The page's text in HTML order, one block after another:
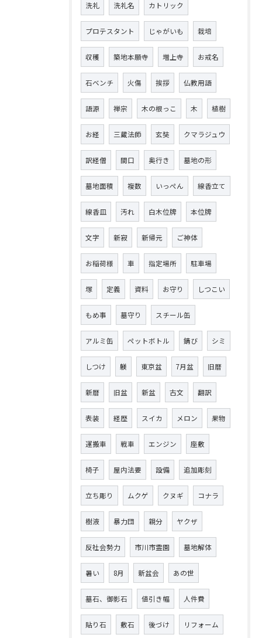
洗礼 洗礼名 カトリック
プロテスタント じゃがいも 栽培
収穫 築地本願寺 増上寺 お戒名
石ベンチ 火傷 挨拶 仏教用語
語源 禅宗 木の根っこ 木 植樹
お経 三蔵法師 玄奘 クマラジュウ
訳経僧 間口 奥行き 墓地の形
墓地面積 複数 いっぺん 線香立て
線香皿 汚れ 白木位牌 本位牌
文字 新寂 新帰元 ご神体
お稲荷様 車 指定場所 駐車場
塚 定義 資料 お守り しつこい
もめ事 墓守り スチール缶
アルミ缶 ペットボトル 錆び シミ
しつけ 躾 東京盆 7月盆 旧暦
新暦 旧盆 新盆 古文 翻訳
表装 経歴 スイカ メロン 果物
運搬車 戦車 エンジン 座敷
椅子 屋内法要 設備 追加彫刻
立ち彫り ムクゲ クヌギ コナラ
樹液 暴力団 親分 ヤクザ
反社会勢力 市川市霊園 墓地解体
暑い 8月 新盆会 あの世
墓石、御影石 値引き幅 人件費
貼り石 敷石 後づけ リフォーム